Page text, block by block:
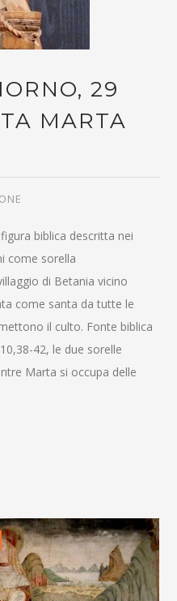
29
MARTA
biblica descritta nei
come sorella
di Betania vicino
come santa da tutte le
il culto. Fonte biblica
42, le due sorelle
Marta si occupa delle